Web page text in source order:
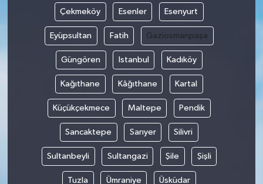
Çekmeköy Esenler Esenyurt
Eyüpsultan Fatih Gaziosmanpaşa
Güngören Istanbul Kadıköy
Kağıthane Kâğıthane Kartal
Küçükçekmece Maltepe Pendik
Sancaktepe Sarıyer Silivri
Sultanbeyli Sultangazi Şile Şişli
Tuzla Ümraniye Üsküdar